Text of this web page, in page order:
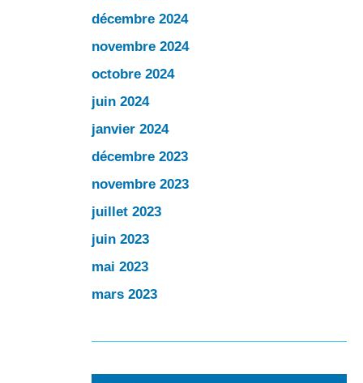
décembre 2024
novembre 2024
octobre 2024
juin 2024
janvier 2024
décembre 2023
novembre 2023
juillet 2023
juin 2023
mai 2023
mars 2023